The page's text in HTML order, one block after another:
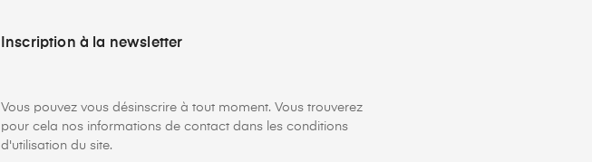
Inscription à la newsletter
Vous pouvez vous désinscrire à tout moment. Vous trouverez
pour cela nos informations de contact dans les conditions
d'utilisation du site.